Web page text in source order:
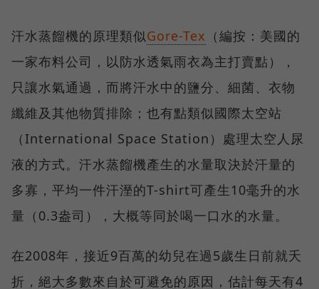
汗水蒸餾機的原理類似Gore-Tex （編按：美國的
一家布料公司，以防水透氣雨衣為主打賣點），
只讓水氣通過，而將汗水中的鹽分、細菌、衣物
纖維及其他物質排除；也有點類似國際太空站
（International Space Station）處理太空人尿
液的方式。汗水蒸餾機產生的水量取決於汗量的
多寡，平均一件汗溼的T-shirt可產生10毫升的水
量（0.3盎司），大概等同於喝一口水的水量。
在2008年，接近9百萬的幼兒在過5歲生日前就夭
折，絕大多數來自於可避免的原因，估計每天有4